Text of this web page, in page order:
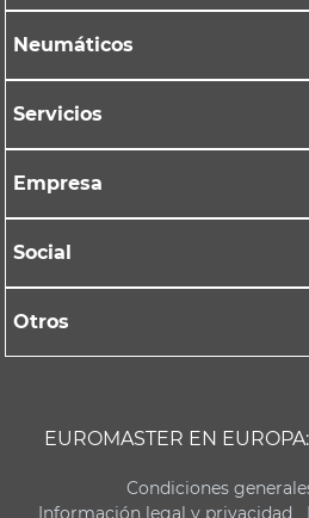
Neumáticos
Servicios
Empresa
Social
Otros
EUROMASTER EN EUROPA:
Condiciones
Información legal y privacidad